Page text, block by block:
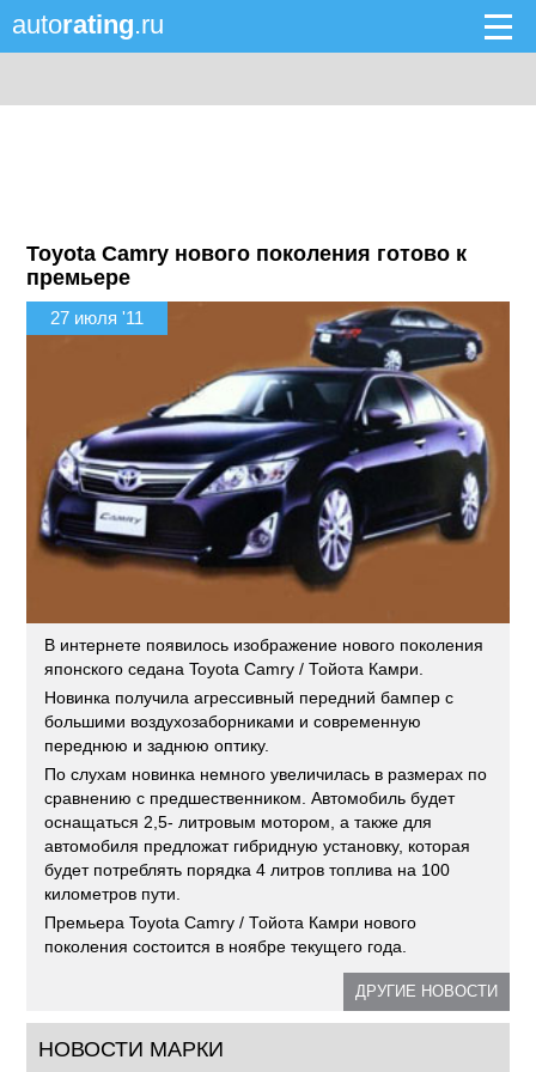
autorating.ru
Toyota Camry нового поколения готово к
премьере
27 июля '11
В интернете появилось изображение нового поколения
японского седана Toyota Camry / Тойота Камри.
Новинка получила агрессивный передний бампер с
большими воздухозаборниками и современную
переднюю и заднюю оптику.
По слухам новинка немного увеличилась в размерах по
сравнению с предшественником. Автомобиль будет
оснащаться 2,5- литровым мотором, а также для
автомобиля предложат гибридную установку, которая
будет потреблять порядка 4 литров топлива на 100
километров пути.
Премьера Toyota Camry / Тойота Камри нового
поколения состоится в ноябре текущего года.
ДРУГИЕ НОВОСТИ
НОВОСТИ МАРКИ